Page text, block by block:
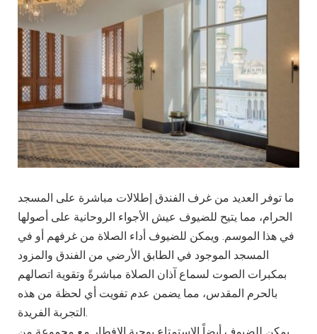
ما توفر العديد من غرف الفندق إطلالات مباشرة على المسجد
الحرام، مما يتيح للضيوف عيش الأجواء الروحانية على أصولها
في هذا الموسم. ويمكن للضيوف أداء الصلاة من غرفهم أو في
المسجد الموجود في الطابق الأرضي من الفندق والمزود
بمكبرات الصوت لسماع آذان الصلاة مباشرةً وتقوية اتصالهم
بالحرم المقدس، مما يضمن عدم تفويت أي لحظة من هذه
التجربة الفريدة.